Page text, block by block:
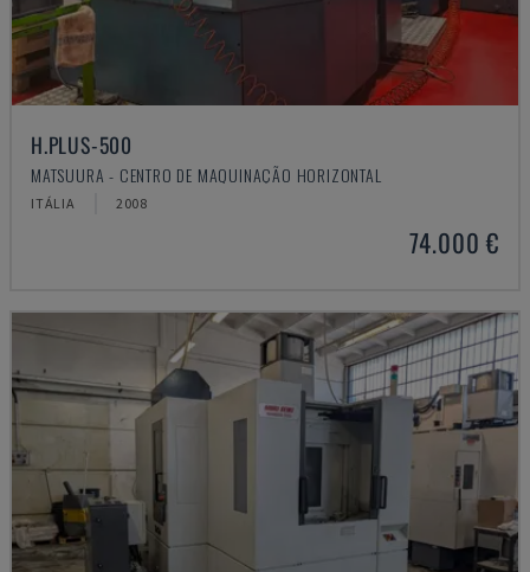
H.PLUS-500
MATSUURA - CENTRO DE MAQUINAÇÃO HORIZONTAL
ITÁLIA 2008
74.000 €